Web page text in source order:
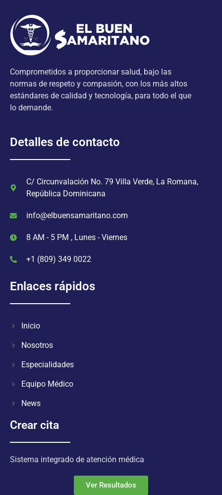
Comprometidos a proporcionar salud, bajo las
normas de respeto y compasión, con los más altos
estándares de calidad y tecnología, para todo el que
lo demande.
Detalles de contacto
C/ Circunvalación No. 79 Villa Verde, La Romana,
República Dominicana
info@elbuensamaritano.com
8 AM - 5 PM , Lunes - Viernes
+1 (809) 349 0022
Enlaces rápidos
Inicio
Nosotros
Especialidades
Equipo Médico
News
Crear cita
Sistema integrado de atención médica
Ver Resultados